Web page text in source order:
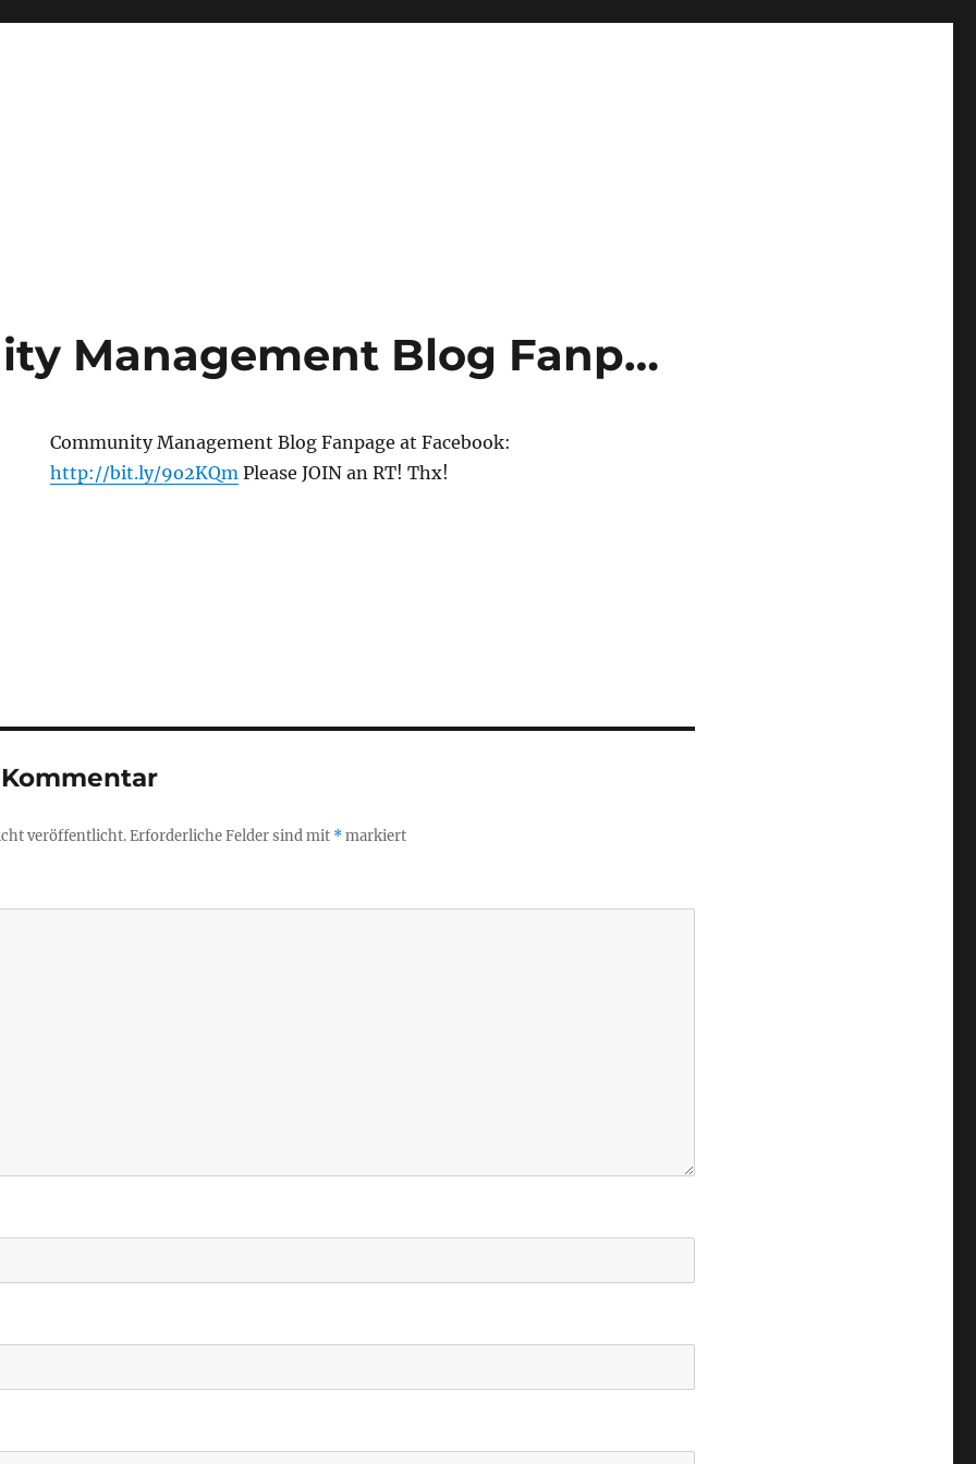
Management Blog Fanp…
Community Management Blog Fanpage at Facebook:
http://bit.ly/9o2KQm Please JOIN an RT! Thx!
veröffentlicht.Erforderliche Felder sind mit *markiert